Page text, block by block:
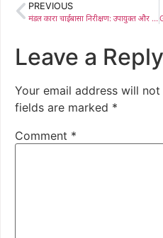
PREVIOUS
मंडल कारा चाईबासा निरीक्षण: उपायुक्त और पुलिस अधीक्षक ने सुरक्षा व्यवस्था का लिया जायजा
Leave a Reply
Your email address will
fields are marked *
Comment *